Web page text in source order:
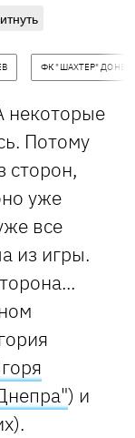
ФК "ШАХТЕР"
некоторые
Потому
сторон,
уже
все
из игры.
) и